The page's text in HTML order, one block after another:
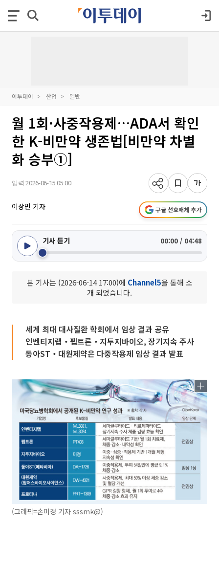
이투데이 산업 일반
월 1회·사중작용제…ADA서 확인
한 K-비만약 생존법[비만약 차별
화 승부①]
입력 2026-06-15 05:00
이상민 기자 구글 선호매체 추가
기사 듣기 00:00 / 04:48
본 기사는 (2026-06-14 17:00)에 Channel5을 통해 소
개 되었습니다.
세계 최대 대사질환 학회에서 임상 결과 공유
인벤티지랩‧펩트론‧지투지바이오, 장기지속 주사
동아ST‧대원제약은 다중작용제 임상 결과 발표
(그래픽=손미경 기자 sssmk@)